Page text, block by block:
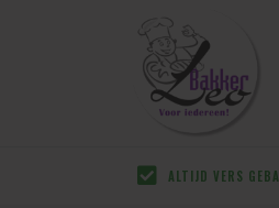
ALTIJD VERS